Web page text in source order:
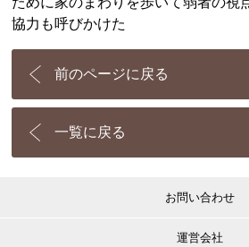
協力も呼びかけた
前のページに戻る
一覧に戻る
お問い合わせ
運営会社